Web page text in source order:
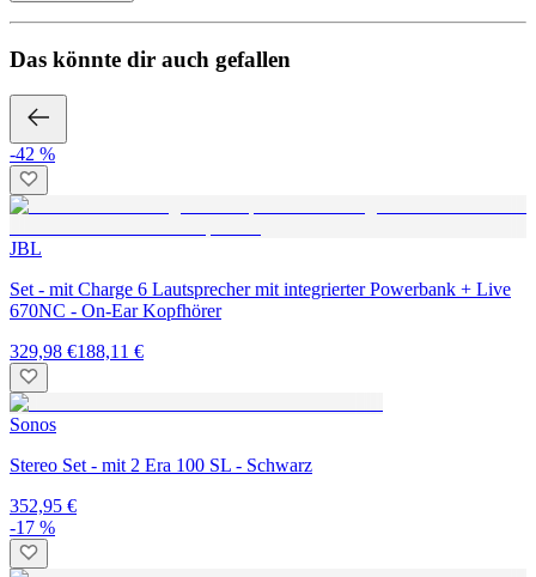
Das könnte dir auch gefallen
-42 %
JBL
Set - mit Charge 6 Lautsprecher mit integrierter Powerbank + Live
670NC - On-Ear Kopfhörer
329,98 €188,11 €
Sonos
Stereo Set - mit 2 Era 100 SL - Schwarz
352,95 €
-17 %